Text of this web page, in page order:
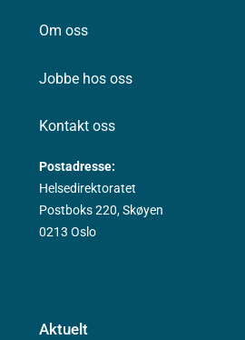
Om oss
Jobbe hos oss
Kontakt oss
Postadresse:
Helsedirektoratet
Postboks 220, Skøyen
0213 Oslo
Aktuelt